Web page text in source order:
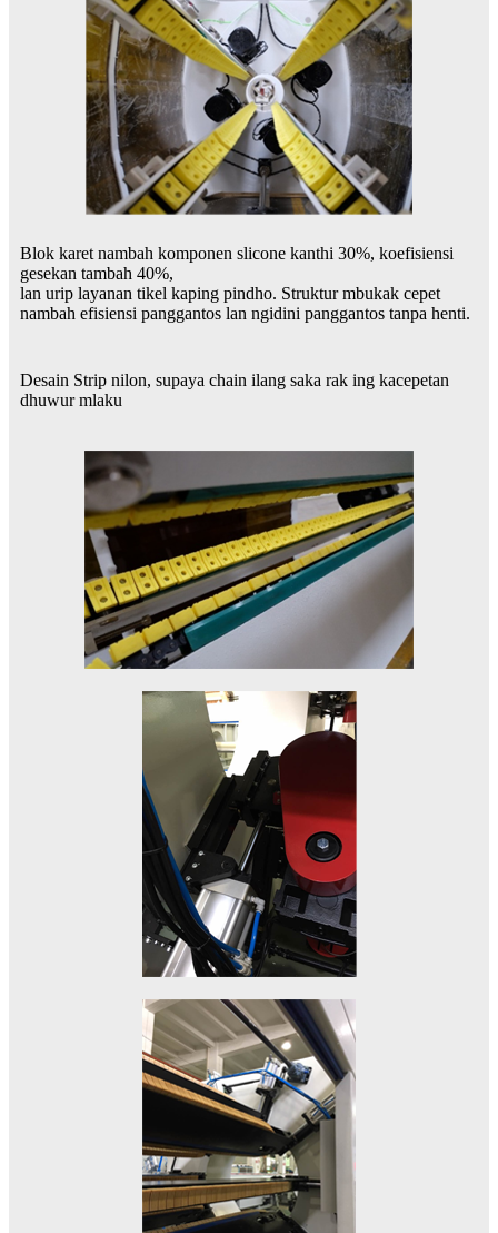
Blok karet nambah komponen slicone kanthi 30%, koefisiensi
gesekan tambah 40%,
lan urip layanan tikel kaping pindho. Struktur mbukak cepet
nambah efisiensi panggantos lan ngidini panggantos tanpa henti.
Desain Strip nilon, supaya chain ilang saka rak ing kacepetan
dhuwur mlaku